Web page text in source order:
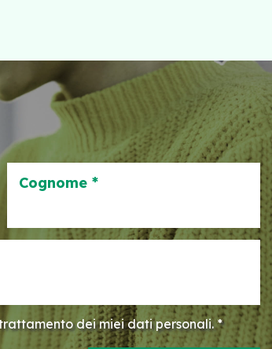
Cognome *
dei miei dati personali. *